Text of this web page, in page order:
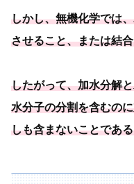
しかし、無機化学では
させること、または結
したがって、加水分解
水分子の分割を含むの
しも含まないことである